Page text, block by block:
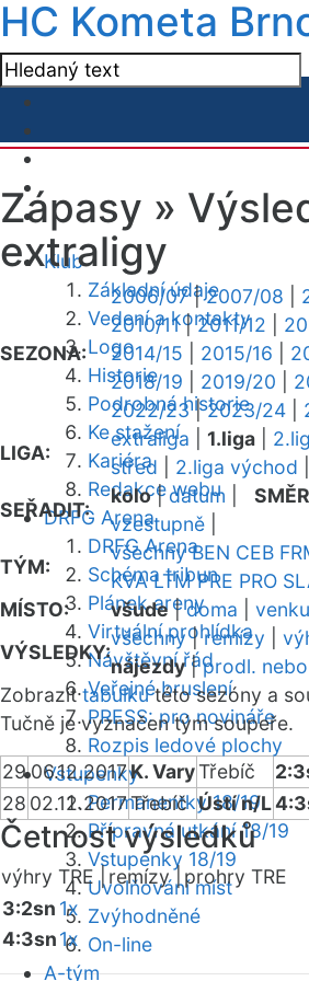
HC Kometa
Klub
Základní údaje
Vedení a kontakty
Logo
Historie
Podrobná historie
Ke stažení
Kariéra
Redakce webu
DRFG Arena
DRFG Arena
Schéma tribun
Plánek areny
Virtuální prohlídka
Návštěvní řád
Veřejné bruslení
PRESS: pro novináře
Rozpis ledové plochy
Vstupenky
Permanentky 18/19
Přípravná utkání 18/19
Vstupenky 18/19
Uvolňování míst
Zvýhodněné
On-line
A-tým
Zápasy »
extraligy
SEZONA:
2006/07|2007/08
2010/11|2011/12
2014/15
2015/16
2018/19
2019/20
2022/23|2023/24
LIGA:
extraliga 1.liga
střed
2.liga východ
SEŘADIT:
kolo|datum
vzestupně
TÝM:
všechny BEN CEB
KVA LTM PRE PRO
MÍSTO:
všude|doma venku
VÝSLEDKY:
všechny|remízy
nájezdy|prodl.
Zobrazittabulkutéto sezóny a
Tučně je vyznačen tým soupeře.
29 06.12.2017K. VaryTřebíč
28 02.12.2017Třebíč Ústí n/L
Četnost výsledků
výhry TRE | remízy | prohry TRE
3:2sn 1x
4:3sn1x